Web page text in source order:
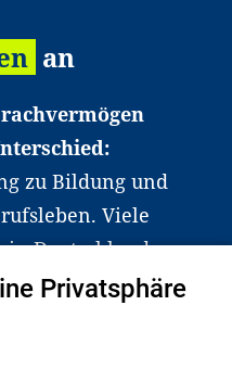
an
zu Bildung und
Viele
in Deutschland
dabei.
Privatsphäre